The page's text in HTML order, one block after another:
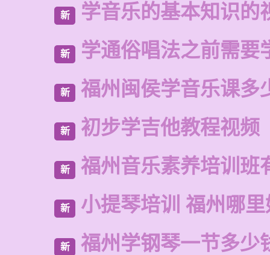
新 学音乐的基本知识的
新 学通俗唱法之前需要
新 福州闽侯学音乐课多
新 初步学吉他教程视频
新 福州音乐素养培训班
新 小提琴培训 福州哪
新 福州学钢琴一节多少